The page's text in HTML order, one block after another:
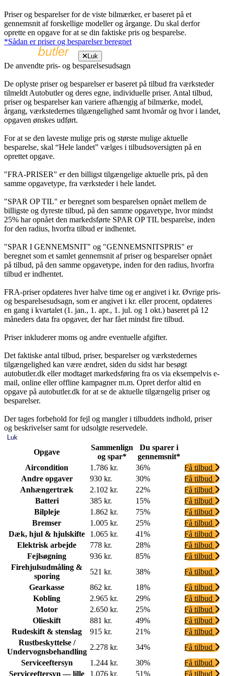
Priser og besparelser for de viste bilmærker, er baseret på et
gennemsnit af forskellige modeller og årgange. Du skal derfor
oprette en opgave for at se din faktiske pris og besparelse.
*Sådan er priser og besparelser beregnet
Luk
De anvendte pris- og besparelsesudsagn
De oplyste priser og besparelser er baseret på tilbud fra værksteder
tilmeldt Autobutler og deres egne, individuelle priser. Antal tilbud,
priser og besparelser kan variere afhængig af bilmærke, model,
årgang, værkstedernes tilgængelighed samt hvornår og hvor i landet,
opgaven ønskes udført.
For at se den laveste mulige pris og største mulige aktuelle
besparelse, skal “Hele landet” vælges i tilbudsoversigten på en
oprettet opgave.
"FRA-PRISER" er den billigst tilgængelige aktuelle pris, på den
samme opgavetype, fra værksteder i hele landet.
"SPAR OP TIL" er beregnet som besparelsen opnået mellem de
billigste og dyreste tilbud, på den samme opgavetype, hvor mindst
25% har opnået den markedsførte SPAR OP TIL besparelse, inden
for den radius, hvorfra tilbud er indhentet.
"SPAR I GENNEMSNIT" og "GENNEMSNITSPRIS" er
beregnet som et samlet gennemsnit af priser og besparelser opnået
på tilbud, på den samme opgavetype, inden for den radius, hvorfra
tilbud er indhentet.
FRA-priser opdateres hver halve time og er angivet i kr. Øvrige pris-
og besparelsesudsagn, som er angivet i kr. eller procent, opdateres
en gang i kvartalet (1. jan., 1. apr., 1. jul. og 1 okt.) baseret på 12
måneders data fra opgaver, der har fået mindst fire tilbud.
Priser inkluderer moms og andre eventuelle afgifter.
Det faktiske antal tilbud, priser, besparelser og værkstedernes
tilgængelighed kan være ændret, siden du sidst har besøgt
autobutler.dk eller modtaget markedsføring fra os via eksempelvis e-
mail, online eller offline kampagner m.m. Opret derfor altid en
opgave på autobutler.dk for at se de aktuelle tilgængelig priser og
besparelser.
Der tages forbehold for fejl og mangler i tilbuddets indhold, priser
og beskrivelser samt for udsolgte reservedele.
Luk
Opgave
Sammenlign
og spar*
Du sparer i
gennemsnit*
Aircondition
1.786 kr. 36%
Få tilbud
Andre opgaver
930 kr. 30%
Få tilbud
Anhængertræk
2.102 kr. 22%
Få tilbud
Batteri
385 kr. 15%
Få tilbud
Bilpleje
1.862 kr. 75%
Få tilbud
Bremser
1.005 kr. 25%
Få tilbud
Dæk, hjul & hjulskifte
1.065 kr. 41%
Få tilbud
Elektrisk arbejde
778 kr. 28%
Få tilbud
Fejlsøgning
936 kr. 85%
Få tilbud
Firehjulsudmåling &
sporing
521 kr. 38%
Få tilbud
Gearkasse
862 kr. 18%
Få tilbud
Kobling
2.965 kr. 29%
Få tilbud
Motor
2.650 kr. 25%
Få tilbud
Olieskift
881 kr. 49%
Få tilbud
Rudeskift & stenslag
915 kr. 21%
Få tilbud
Rustbeskyttelse /
Undervognsbehandling
2.278 kr. 34%
Få tilbud
Serviceeftersyn
1.244 kr. 30%
Få tilbud
Serviceeftersyn — lille
1.076 kr. 51%
Få tilbud